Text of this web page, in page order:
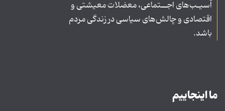
آسیـب‌های اجــتماعی، معضلات معیشتی و
اقتصادی و چالش‌های سیاسی در زندگی مردم
باشد.
ما اینجاییم